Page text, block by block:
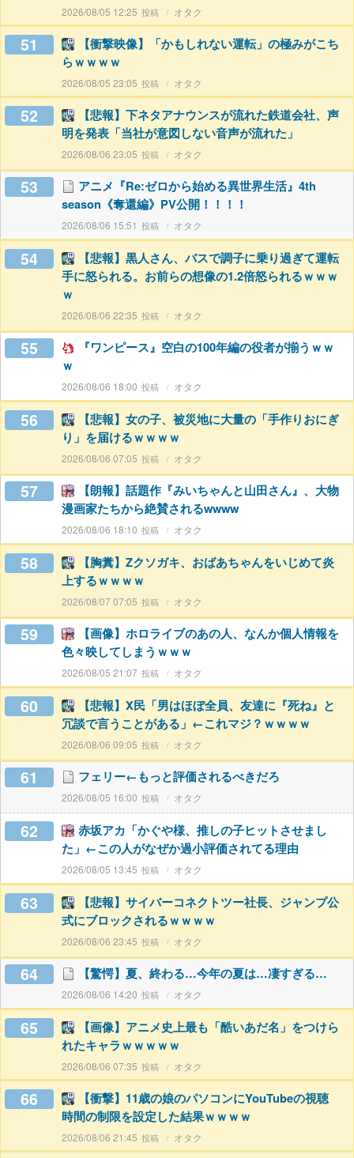
2026/08/05 12:25 オタク
51
【衝撃映像】「かもしれない運転」の極みがこち
らｗｗｗｗ
2026/08/05 23:05 オタク
52
【悲報】下ネタアナウンスが流れた鉄道会社、声
明を発表「当社が意図しない音声が流れた」
2026/08/06 23:05 オタク
53
アニメ『Re:ゼロから始める異世界生活』4th
season《奪還編》PV公開！！！！
2026/08/06 15:51 オタク
54
【悲報】黒人さん、バスで調子に乗り過ぎて運転
手に怒られる。お前らの想像の1.2倍怒られるｗｗｗ
ｗ
2026/08/06 22:35 オタク
55
『ワンピース』空白の100年編の役者が揃うｗｗ
ｗ
2026/08/06 18:00 オタク
56
【悲報】女の子、被災地に大量の「手作りおにぎ
り」を届けるｗｗｗｗ
2026/08/06 07:05 オタク
57
【朗報】話題作『みいちゃんと山田さん』、大物
漫画家たちから絶賛されるwwww
2026/08/06 18:10 オタク
58
【胸糞】Zクソガキ、おばあちゃんをいじめて炎
上するｗｗｗｗ
2026/08/07 07:05 オタク
59
【画像】ホロライブのあの人、なんか個人情報を
色々映してしまうｗｗｗ
2026/08/05 21:07 オタク
60
【悲報】X民「男はほぼ全員、友達に『死ね』と
冗談で言うことがある」←これマジ？ｗｗｗｗ
2026/08/06 09:05 オタク
61 フェリー←もっと評価されるべきだろ
2026/08/05 16:00 オタク
62
赤坂アカ「かぐや様、推しの子ヒットさせまし
た」←この人がなぜか過小評価されてる理由
2026/08/05 13:45 オタク
63
【悲報】サイバーコネクトツー社長、ジャンプ公
式にブロックされるｗｗｗｗ
2026/08/06 23:45 オタク
64 【驚愕】夏、終わる…今年の夏は…凄すぎる…
2026/08/06 14:20 オタク
65
【画像】アニメ史上最も「酷いあだ名」をつけら
れたキャラｗｗｗｗｗ
2026/08/06 07:35 オタク
66
【衝撃】11歳の娘のパソコンにYouTubeの視聴
時間の制限を設定した結果ｗｗｗｗ
2026/08/06 21:45 オタク